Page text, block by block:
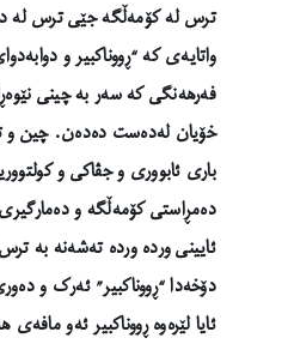
ترس لە کۆمەڵگە جێی ترس لە
واتایەی کە “ڕووناکبیر و
فەرهەنگی کە سەر بە چینی
خۆیان لەدەست دەدەن. چین و
باری ئابووری و جڤاکی و
دەمڕاستی کۆمەڵگە و
ئایینی وردە وردە تەشەنە بە
دۆخەدا “ڕووناکبیر” ئەرک و
ئایا لێرەوە ڕووناکبیر ئەو